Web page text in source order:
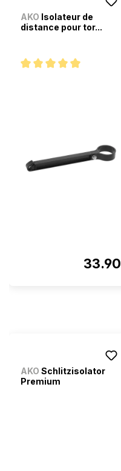
AKO Isolateur de
distance pour tor...
33.90
AKO Schlitzisolator
Premium